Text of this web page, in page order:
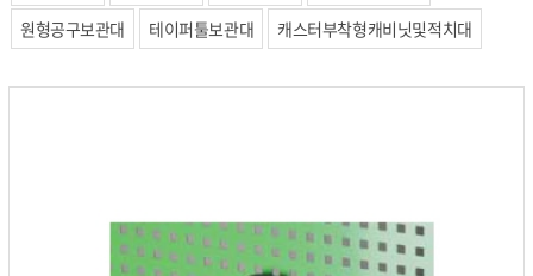
원형공구보관대
테이퍼툴보관대 캐스터부착형캐비닛및적치대